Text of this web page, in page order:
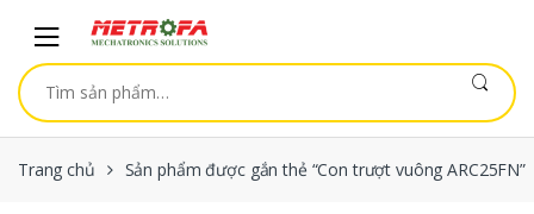
Tìm kiếm:
Trang chủ Sản phẩm được gắn thẻ “Con trượt vuông ARC25FN”